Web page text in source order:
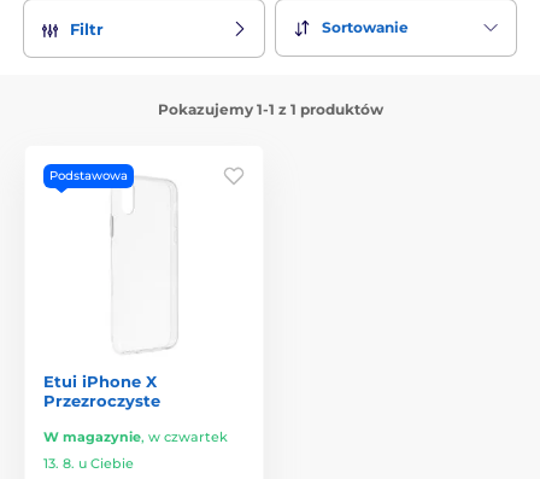
Filtr Sortowanie
Pokazujemy 1-1 z 1 produktów
Podstawowa
Etui iPhone X
Przezroczyste
W magazynie, w czwartek
13. 8. u Ciebie